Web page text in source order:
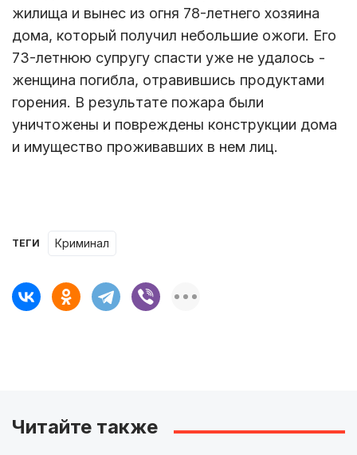
жилища и вынес из огня 78-летнего хозяина
дома, который получил небольшие ожоги. Его
73-летнюю супругу спасти уже не удалось -
женщина погибла, отравившись продуктами
горения. В результате пожара были
уничтожены и повреждены конструкции дома
и имущество проживавших в нем лиц.
ТЕГИ Криминал
Читайте также